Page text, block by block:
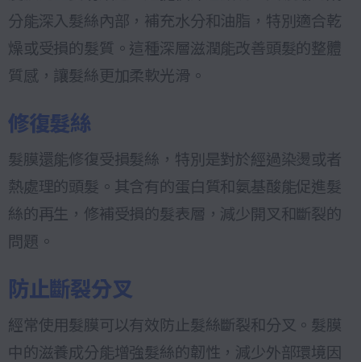
分能深入髮絲內部，補充水分和油脂，特別適合乾
燥或受損的髮質。這種深層滋潤能改善頭髮的整體
質感，讓髮絲更加柔軟光滑。
修復髮絲
髮膜還能修復受損髮絲，特別是對於經過染燙或者
熱處理的頭髮。其含有的蛋白質和氨基酸能促進髮
絲的再生，修補受損的髮表層，減少開叉和斷裂的
問題。
防止斷裂分叉
經常使用髮膜可以有效防止髮絲斷裂和分叉。髮膜
中的滋養成分能增強髮絲的韌性，減少外部環境因